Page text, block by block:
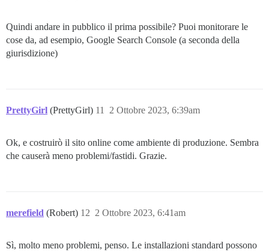
Quindi andare in pubblico il prima possibile? Puoi monitorare le
cose da, ad esempio, Google Search Console (a seconda della
giurisdizione)
PrettyGirl (PrettyGirl) 2 Ottobre 2023, 6:39am
11
Ok, e costruirò il sito online come ambiente di produzione. Sembra
che causerà meno problemi/fastidi. Grazie.
merefield (Robert) 2 Ottobre 2023, 6:41am
12
Sì, molto meno problemi, penso. Le installazioni standard possono